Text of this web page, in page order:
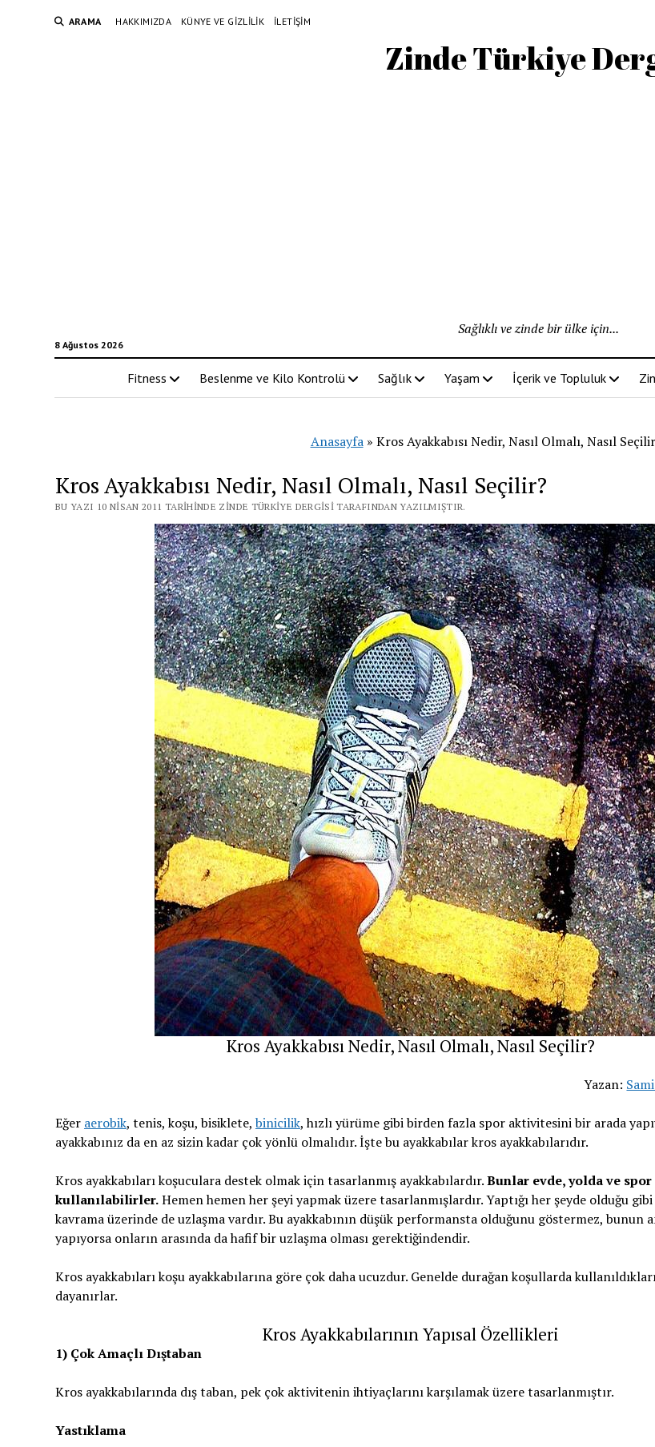
ARAMA HAKKIMIZDA KÜNYE VE GIZLILIK İLETIŞIM
Zinde Türkiye
8 Ağustos 2026
Sağlıklı ve zinde bir ülke için...
Fitness Beslenme ve Kilo Kontrolü Sağlık Yaşam İçerik ve Topluluk
Anasayfa» Kros Ayakkabısı Nedir, Nasıl Olmalı, Nasıl
Kros Ayakkabısı Nedir, Nasıl Olmalı, Nasıl Seçilir?
BU YAZI 10 NISAN 2011 TARIHINDE ZINDE TÜRKIYE DERGISI TARAFINDAN YAZILMIŞTIR.
Kros Ayakkabısı Nedir, Nasıl Olmalı, Nasıl Seçilir?
Yazan:
Eğer aerobik, tenis, koşu, bisiklete, binicilik, hızlı yürüme gibi birden fazla spor aktivitesini bir arada
ayakkabınız da en az sizin kadar çok yönlü olmalıdır. İşte bu ayakkabılar kros ayakkabılarıdır.
Kros ayakkabıları koşuculara destek olmak için tasarlanmış ayakkabılardır.Bunlar evde, yolda ve
kullanılabilirler.Hemen hemen her şeyi yapmak üzere tasarlanmışlardır. Yaptığı her şeyde olduğu
kavrama üzerinde de uzlaşma vardır. Bu ayakkabının düşük performansta olduğunu göstermez, bunun
yapıyorsa onların arasında da hafif bir uzlaşma olması gerektiğindendir.
Kros ayakkabıları koşu ayakkabılarına göre çok daha ucuzdur. Genelde durağan koşullarda
dayanırlar.
Kros Ayakkabılarının Yapısal Özellikleri
1) Çok Amaçlı Dıştaban
Kros ayakkabılarında dış taban, pek çok aktivitenin ihtiyaçlarını karşılamak üzere tasarlanmıştır.
Yastıklama